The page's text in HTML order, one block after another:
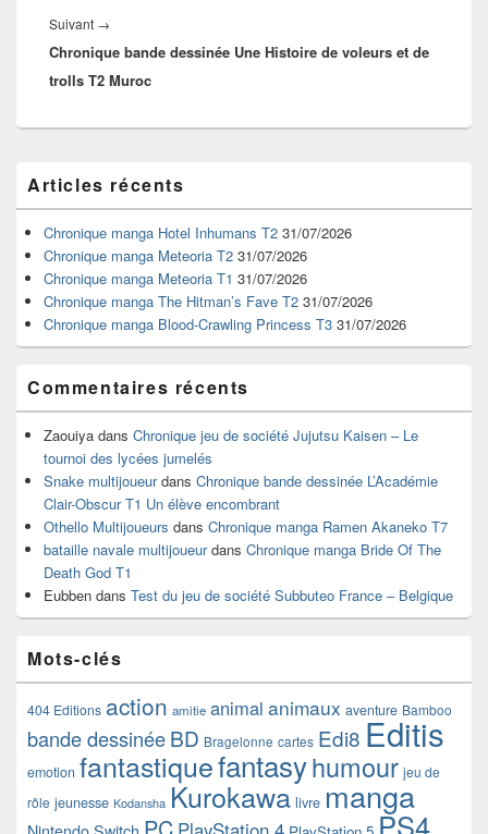
Suivant →
suivant :
Chronique bande dessinée Une Histoire de voleurs et de
trolls T2 Muroc
principale
de
widget
pour
barre
latérale
Articles récents
Chronique manga Hotel Inhumans T2 31/07/2026
Chronique manga Meteoria T2 31/07/2026
Chronique manga Meteoria T1 31/07/2026
Chronique manga The Hitman’s Fave T2 31/07/2026
Chronique manga Blood-Crawling Princess T3 31/07/2026
Commentaires récents
Zaouiya dans Chronique jeu de société Jujutsu Kaisen – Le
tournoi des lycées jumelés
Snake multijoueurdans Chronique bande dessinée L’Académie
Clair-Obscur T1 Un élève encombrant
Othello Multijoueurs dans Chronique manga Ramen Akaneko T7
bataille navale multijoueurdans Chronique manga Bride Of The
Death God T1
Eubben dans Test du jeu de société Subbuteo France – Belgique
Mots-clés
404 Editions action amitie animal animaux aventure Bamboo
bande dessinéeBD Bragelonne cartes Edi8 Editis
emotion fantastiquefantasyhumour jeu de
rôle jeunesse Kodansha Kurokawa livre manga
PS4